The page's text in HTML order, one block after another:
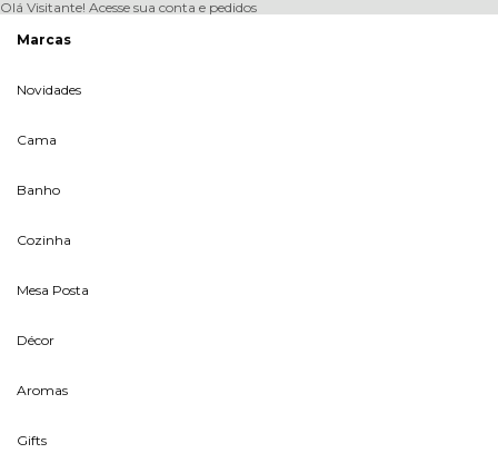
Olá Visitante! Acesse sua conta e pedidos
Marcas
Novidades
Cama
Banho
Cozinha
Mesa Posta
Décor
Aromas
Gifts